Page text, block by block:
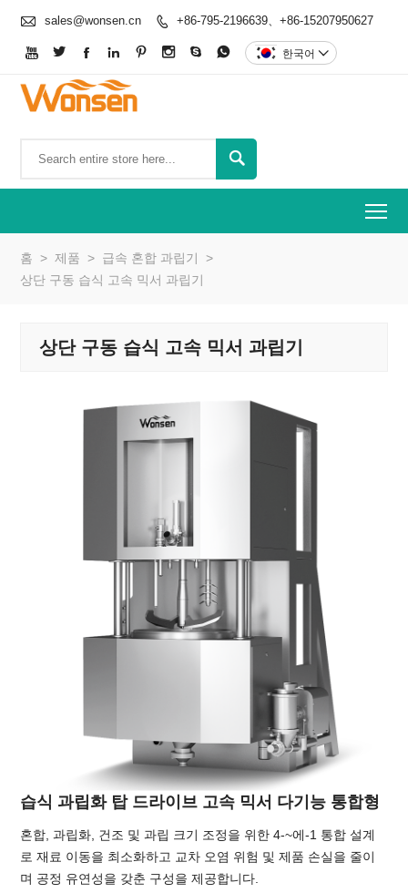
 sales@wonsen.cn  +86-795-2196639、+86-15207950627
        한국어 

홈 > 제품 > 급속 혼합 과립기
>
상단 구동 습식 고속 믹서 과립기
상단 구동 습식 고속 믹서 과립기
습식 과립화 탑 드라이브 고속 믹서 다기능 통합형
혼합, 과립화, 건조 및 과립 크기 조정을 위한 4-~에-1 통합 설계
로 재료 이동을 최소화하고 교차 오염 위험 및 제품 손실을 줄이
며 공정 유연성을 갖춘 구성을 제공합니다.